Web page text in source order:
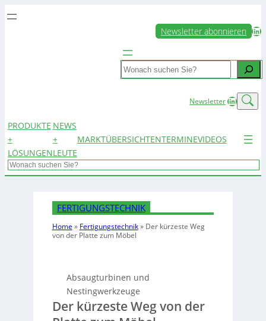
Newsletter abonnieren LinkedIn
Search
NewsletterLinkedIn
PRODUKTE
+
LÖSUNGEN
NEWS
+
LEUTE
MARKTÜBERSICHTENTERMINEVIDEOS
Search
FERTIGUNGSTECHNIK
Home » Fertigungstechnik» Der kürzeste Weg
von der Platte zum Möbel
Absaugturbinen und
Nestingwerkzeuge
Der kürzeste Weg von der